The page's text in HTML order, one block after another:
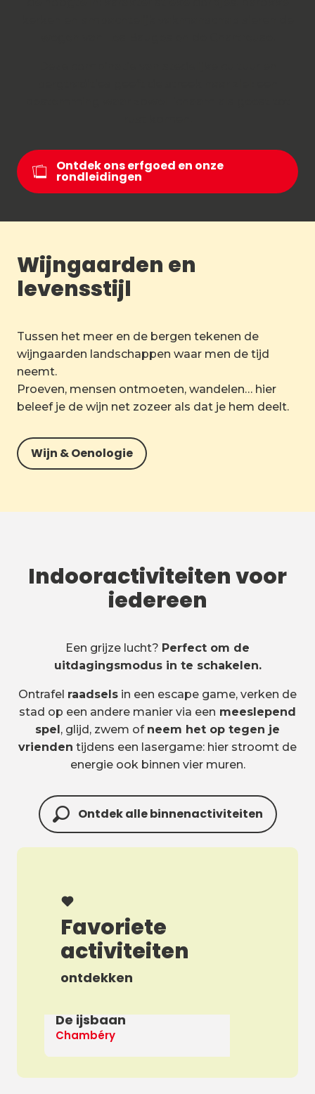
Ontdek ons erfgoed en onze
rondleidingen
Wijngaarden en
levensstijl
Tussen het meer en de bergen tekenen de
wijngaarden landschappen waar men de tijd
neemt.
Proeven, mensen ontmoeten, wandelen… hier
beleef je de wijn net zozeer als dat je hem deelt.
Wijn & Oenologie
Indooractiviteiten voor
iedereen
Een grijze lucht? Perfect om de
uitdagingsmodus in te schakelen.
Ontrafel raadsels in een escape game, verken de
stad op een andere manier via een meeslepend
spel, glijd, zwem of neem het op tegen je
vrienden tijdens een lasergame: hier stroomt de
energie ook binnen vier muren.
Ontdek alle binnenactiviteiten
Favoriete
activiteiten
ontdekken
De ijsbaan
Chambéry